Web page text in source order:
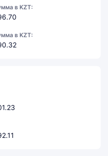
в KZT:
в KZT: